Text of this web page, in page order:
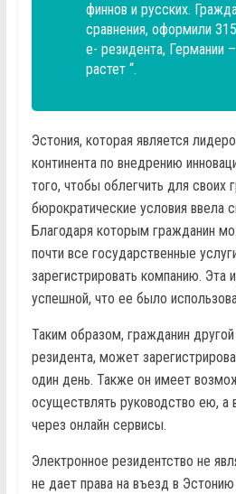
финнов и русских.
сравнения, оформили
е- резидента, Германии
растет “.
Эстония, которая является
континента по внедрению
того, чтобы облегчить для своих
бюрократические условия ввела
Благодаря которым гражданин
почти все государственные
зарегистрировать компанию. Эта
успешной, что ее было
Таким образом, гражданин
резидента, может
один день. Также он имеет
осуществлять руководство ею, а
через онлайн сервисы.
Электронное резидентство не
не дает права на въезд в